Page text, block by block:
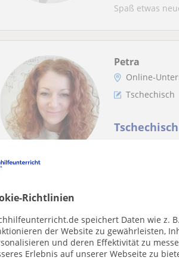
Richtlinien
speichert Daten wie z.
der Website zu gewährleisten,
und deren Effektivität zu
Erlebnis auf unserer Webseite zu
Spaß etwas
Petra
Online-
Tschechisch
Hallo, ich
Monika
Online-
Tschechisch